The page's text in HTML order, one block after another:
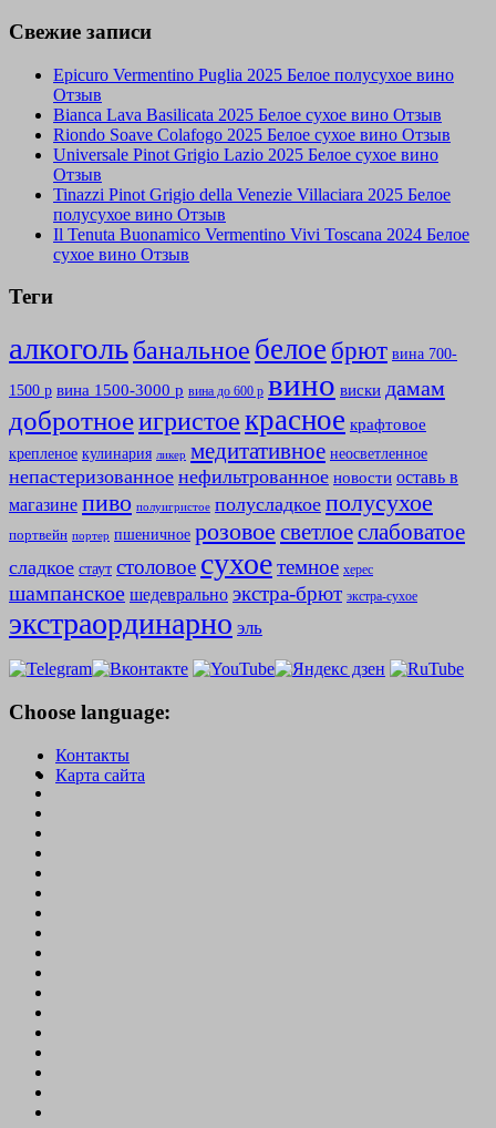
Свежие записи
Epicuro Vermentino Puglia 2025 Белое полусухое вино
Отзыв
Bianca Lava Basilicata 2025 Белое сухое вино Отзыв
Riondo Soave Colafogo 2025 Белое сухое вино Отзыв
Universale Pinot Grigio Lazio 2025 Белое сухое вино
Отзыв
Tinazzi Pinot Grigio della Venezie Villaciara 2025 Белое
полусухое вино Отзыв
Il Tenuta Buonamico Vermentino Vivi Toscana 2024 Белое
сухое вино Отзыв
Теги
алкогольбанальное белое брют вина 700-
1500 р вина 1500-3000 р вина до 600 р вино виски дамам
добротноеигристоекрасное крафтовое
крепленое кулинария ликер медитативное неосветленное
непастеризованное нефильтрованное новости оставь в
магазине пиво полуигристое полусладкое полусухое
портвейн портер пшеничное розовое светлоеслабоватое
сладкое стаут столовое сухоетемное херес
шампанское шедеврально экстра-брют экстра-сухое
экстраординарно эль
Choose language:
Контакты
Карта сайта